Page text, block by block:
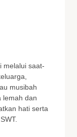
melalui saat-
musibah
lemah dan
hati serta